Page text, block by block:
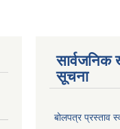
सार्वजनिक
सूचना
बोलपत्र प्रस्ताव